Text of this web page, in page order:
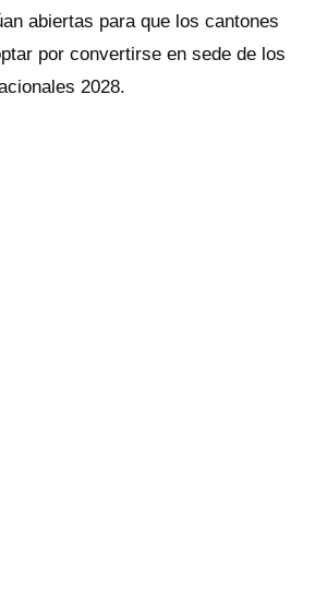
abiertas para que los cantones
por convertirse en sede de los
2028.